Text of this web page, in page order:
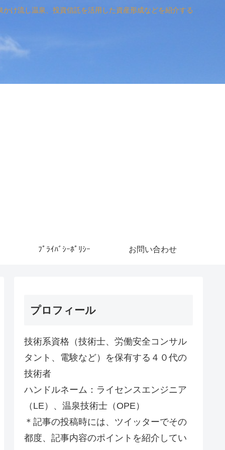
け流し温泉、投資信託を活用した資産形成などを紹介する
ﾌﾟﾗｲﾊﾞｼｰﾎﾟﾘｼｰ お問い合わせ
プロフィール
技術系資格（技術士、労働安全コンサル
タント、電験など）を保有する４０代の
技術者
ハンドルネーム：ライセンスエンジニア
（LE）、温泉技術士（OPE）
＊記事の投稿時には、ツイッターでその
都度、記事内容のポイントを紹介してい